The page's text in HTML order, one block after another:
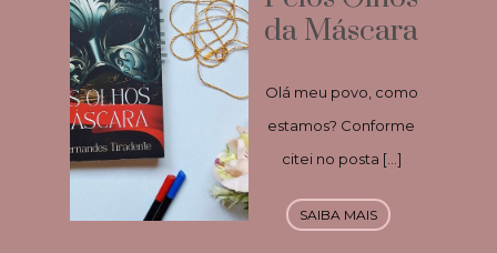
da Máscara
Olá meu povo, como
estamos? Conforme
citei no posta […]
SAIBA MAIS